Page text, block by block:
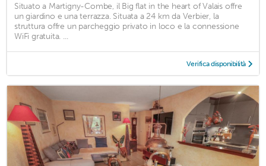
Situato a Martigny-Combe, il Big flat in the heart of Valais offre
un giardino e una terrazza. Situata a 24 km da Verbier, la
struttura offre un parcheggio privato in loco e la connessione
WiFi gratuita. ...
Verifica disponibilità